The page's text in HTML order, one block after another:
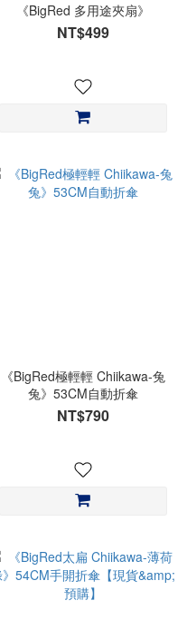
《BigRed 多用途夾扇》
NT$499
《BigRed極輕輕 Chiikawa-兔
兔》53CM自動折傘
NT$790